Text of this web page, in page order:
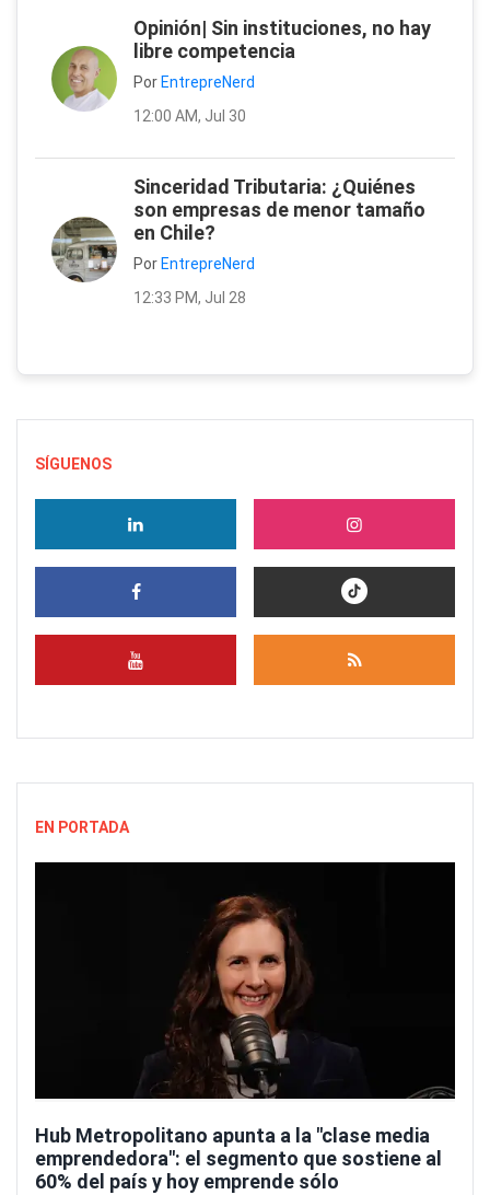
Opinión| Sin instituciones, no hay
libre competencia
Por EntrepreNerd
12:00 AM, Jul 30
Sinceridad Tributaria: ¿Quiénes
son empresas de menor tamaño
en Chile?
Por EntrepreNerd
12:33 PM, Jul 28
SÍGUENOS
EN PORTADA
Hub Metropolitano apunta a la "clase media
emprendedora": el segmento que sostiene al
60% del país y hoy emprende sólo